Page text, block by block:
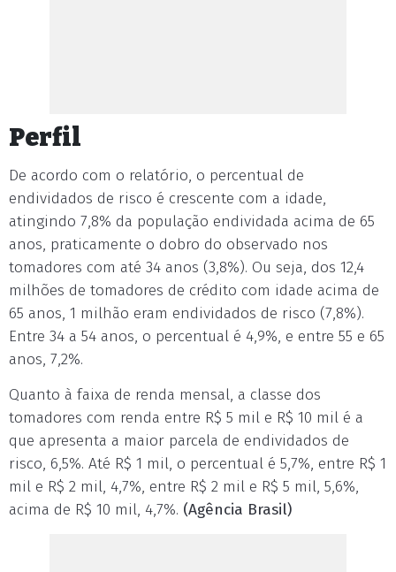
Perfil
De acordo com o relatório, o percentual de
endividados de risco é crescente com a idade,
atingindo 7,8% da população endividada acima de 65
anos, praticamente o dobro do observado nos
tomadores com até 34 anos (3,8%). Ou seja, dos 12,4
milhões de tomadores de crédito com idade acima de
65 anos, 1 milhão eram endividados de risco (7,8%).
Entre 34 a 54 anos, o percentual é 4,9%, e entre 55 e 65
anos, 7,2%.
Quanto à faixa de renda mensal, a classe dos
tomadores com renda entre R$ 5 mil e R$ 10 mil é a
que apresenta a maior parcela de endividados de
risco, 6,5%. Até R$ 1 mil, o percentual é 5,7%, entre R$ 1
mil e R$ 2 mil, 4,7%, entre R$ 2 mil e R$ 5 mil, 5,6%,
acima de R$ 10 mil, 4,7%. (Agência Brasil)